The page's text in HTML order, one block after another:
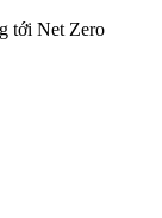
tới Net Zero